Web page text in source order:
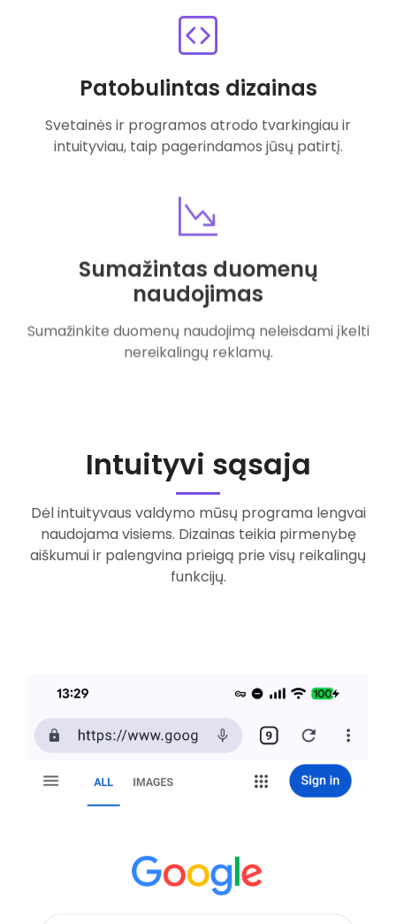
Patobulintas dizainas
Svetainės ir programos atrodo tvarkingiau ir
intuityviau, taip pagerindamos jūsų patirtį.
Sumažintas duomenų
naudojimas
nereikalingų reklamų.
Intuityvi sąsaja
Dėl intuityvaus valdymo mūsų programa lengvai
naudojama visiems. Dizainas teikia pirmenybę
aiškumui ir palengvina prieigą prie visų reikalingų
funkcijų.